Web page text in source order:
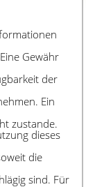
Gewähr
der
Ein
zustande.
dieses
die
sind. Für